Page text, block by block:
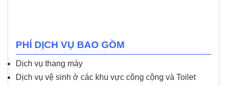
PHÍ DỊCH VỤ BAO GỒM
Dịch vụ thang máy
Dịch vụ vệ sinh ở các khu vực công cộng và Toilet